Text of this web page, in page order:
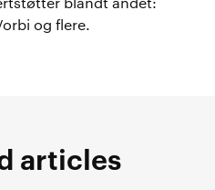
blandt andet:
og flere.
articles